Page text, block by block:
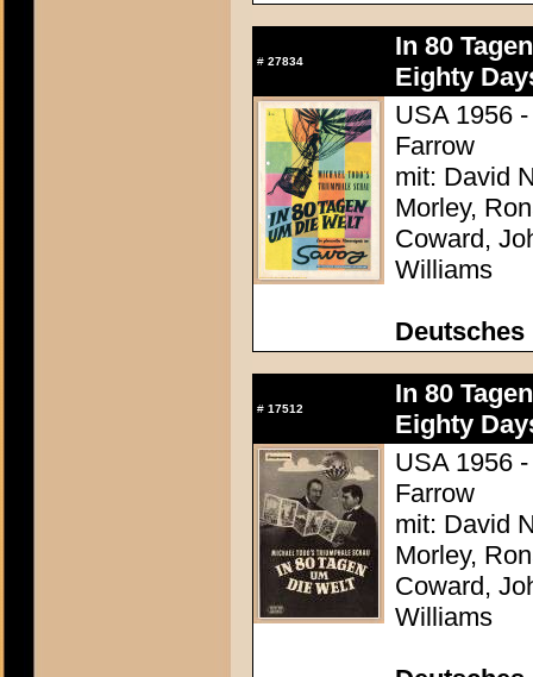
# 27834
In 80
Eighty
USA 1956
Farrow
mit: David
Morley,
Coward,
Williams
# 17512
In 80
Eighty
USA 1956
Farrow
mit: David
Morley,
Coward,
Williams